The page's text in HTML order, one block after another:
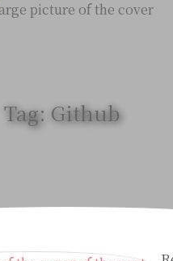
Tag: Github